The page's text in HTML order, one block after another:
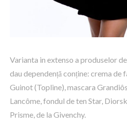
Varianta in extenso a produselor
dau dependență conține: crema de
Guinot (Topline), mascara
Lancôme, fondul de ten Star,
Prisme, de la Givenchy.